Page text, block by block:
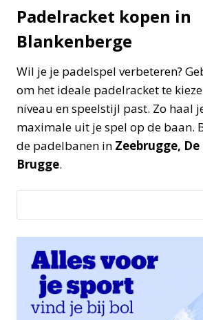
Padelracket kopen in
Blankenberge
Wil je je padelspel verbeteren?
om het ideale padelracket te
niveau en speelstijl past. Zo haal
maximale uit je spel op de baan.
de padelbanen in Zeebrugge,
Brugge.